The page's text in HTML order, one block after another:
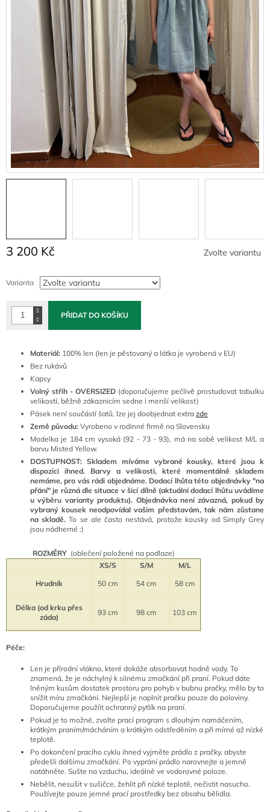
3 200 Kč
cena:
Zvolte variantu
Varianta
PŘIDAT DO KOŠÍKU
Materiál: 100% len (len je pěstovaný a látka je vyrobená v EU)
Bez rukávů
Kapsy
Volný střih - OVERSIZED (doporučujeme pečlivě prostudovat tabulku
velikostí, běžně zákaznicím sedne i menší velikost)
Pásek není součástí šatů, lze jej doobjednat extra zde
Země původu: Vyrobeno v rodinné firmě na Slovensku
Modelka je 184 cm vysoká (92 - 73 - 93), má na sobě velikost M/L a
barvu Misted Yellow.
DOSTUPNOST: Skladem míváme vybrané kousky, které jsou k
dispozici ihned. Barvy a velikosti, které momentálně skladem
nemáme, pro vás rádi objednáme. Dodací lhůta této objednávky "na
přání" je různá dle situace v šicí dílně (aktuální dodací lhůtu uvádíme
u výběru varianty produktu). Objednávka není závazná, pokud by
vybraný kousek neodpovídal vašim představám, tak nám zůstane
na skladě.To se ale často nestává, protože kousky od Simply Grey
jsou nádherné :)
ROZMĚRY (oblečení položené na podlaze)
XS/S
S/M
M/L
Hrudník
50 cm 54 cm 58 cm
Délka (od krku přes
záda)
93 cm 98 cm 103 cm
Péče:
Len je přírodní vlákno, které dokáže absorbovat hodně vody. To
znamená, že je náchylný k silnému zmačkání při praní. Pokud dáte
lněným kusům dostatek prostoru pro pohyb v bubnu pračky, mělo by to
snížit míru zmačkání. Nejlepší je naplnit pračku pouze do poloviny.
Doporučujeme použíit ochranný pytlík na praní.
Pokud je to možné, zvolte prací program s dlouhým namáčením,
krátkým praním/mácháním a krátkým odstředěním a při mírné až nízké
teplotě.
Po dokončení pracího cyklu ihned vyjměte prádlo z pračky, abyste
předešli dalšímu zmačkání. Po vyprání prádlo narovnejte a jemně
natáhněte. Sušte na vzduchu, ideálně ve vodorovné poloze.
Nebělit, nesušit v sušičce, žehlit při nízké teplotě, nečistit nasucho.
Používejte pouze jemné prací prostředky bez obsahu bělidla.